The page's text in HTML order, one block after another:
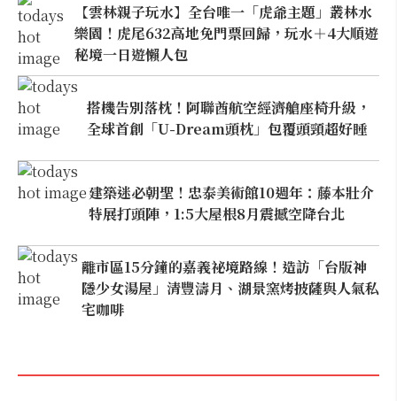
【雲林親子玩水】全台唯一「虎爺主題」叢林水
樂園！虎尾632高地免門票回歸，玩水＋4大順遊
秘境一日遊懶人包
搭機告別落枕！阿聯酋航空經濟艙座椅升級，
全球首創「U-Dream頭枕」包覆頭頸超好睡
建築迷必朝聖！忠泰美術館10週年：藤本壯介
特展打頭陣，1:5大屋根8月震撼空降台北
離市區15分鐘的嘉義祕境路線！造訪「台版神
隱少女湯屋」清豐濤月、湖景窯烤披薩與人氣私
宅咖啡